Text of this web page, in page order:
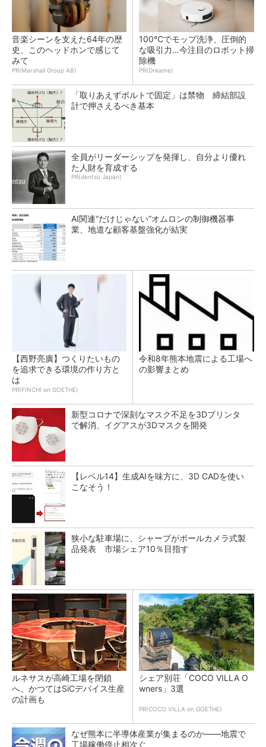
音楽シーンを支えた64年の歴
史、このヘッドホンで感じて
みて
PR(Marshall Group AB)
100℃でモップ洗浄、圧倒的
な吸引力…今注目のロボット掃
除機
PR(Dreame)
「取りあえずボルトで固定」は禁物 締結部設
計で押さえるべき基本
全員がリーダーシップを発揮し、自分より優れ
た人財を育成する
PR(dentsu Japan)
AI関連“だけじゃない”オムロンの制御機器事
業、地道な顧客基盤強化が結実
【西野亮廣】つくりたいもの
を追求できる環境の作り方と
は
PR(FINCHI on GOETHE)
令和8年熊本地震による工場へ
の影響まとめ
新型コロナで深刻なマスク不足を3Dプリンタ
で解消、イグアスが3Dマスクを開発
【レベル14】生成AIを味方に、3D CADを使い
こなそう！
狭小な駐車場に、シャープがポールカメラ式製
品発表 市場シェア10％目指す
ルネサスが高崎工場を閉鎖
へ、かつてはSiCデバイス生産
の計画も
シェア別荘「COCO VILLA O
wners」3選
PR(COCO VILLA on GOETHE)
なぜ熊本に半導体産業が集まるのか――地震で
工場稼働停止相次ぐ